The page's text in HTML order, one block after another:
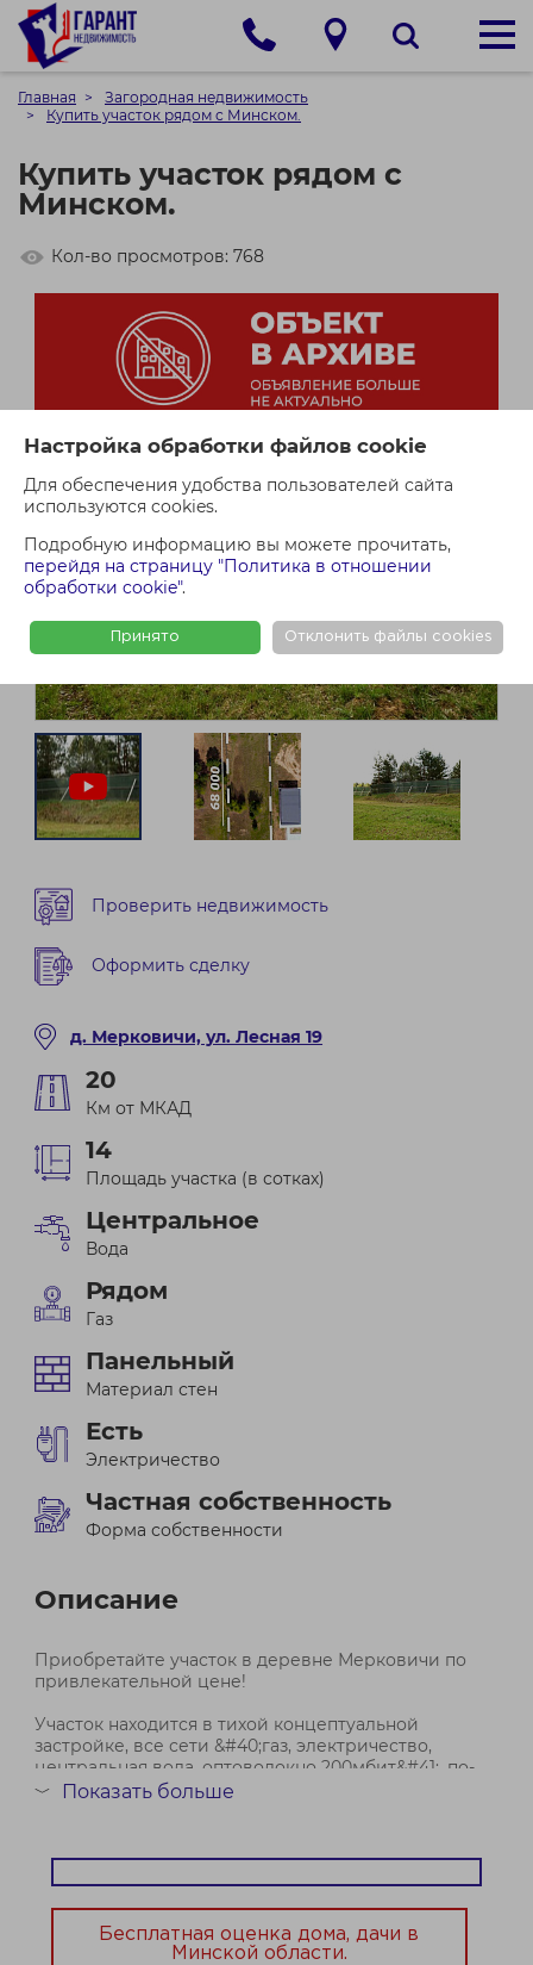
Настройка обработки файлов cookie
Для обеспечения удобства пользователей сайта
используются cookies.
Подробную информацию вы можете прочитать,
перейдя на страницу "Политика в отношении
обработки cookie".
Принято Отклонить файлы cookies
Главная
Загородная недвижимость
Купить участок рядом с Минском.
Купить участок рядом с
Минском.
Кол-во просмотров: 768
Проверить недвижимость
Оформить сделку
д. Мерковичи, ул. Лесная 19
20
Км от МКАД
14
Площадь участка (в сотках)
Центральное
Вода
Рядом
Газ
Панельный
Материал стен
Есть
Электричество
Частная собственность
Форма собственности
Описание
Приобретайте участок в деревне Мерковичи по
привлекательной цене!
Участок находится в тихой концептуальной
застройке, все сети &#40;газ, электричество,
центральная вода, оптоволокно 200мбит&#41;, по-
настоящему современная архитектура и
Данный участок расположен по адресу: М...
﹀ Показать больше
Бесплатная оценка дома, дачи в
Минской области.